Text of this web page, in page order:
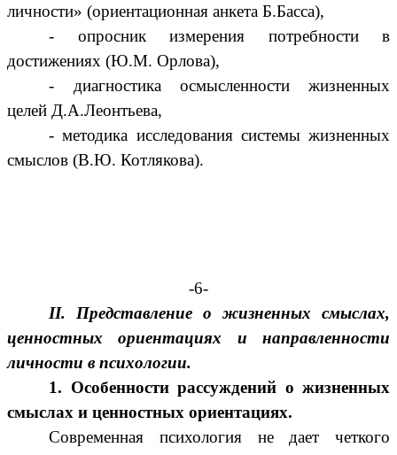
личности» (ориентационная анкета Б.Басса),
- опросник измерения потребности в
достижениях (Ю.М. Орлова),
-
диагностика осмысленности жизненных
целей Д.А.Леонтьева,
- методика исследования системы жизненных
смыслов (В.Ю. Котлякова).
-6-
II. Представление о жизненных смыслах,
ценностных ориентациях и направленности
личности в психологии.
1. Особенности рассуждений о жизненных
смыслах и ценностных ориентациях.
Современная психология не дает четкого